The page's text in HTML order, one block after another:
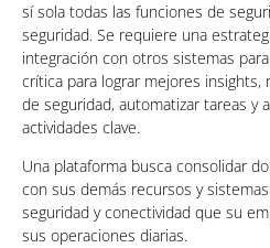
sí sola todas las funciones de
seguridad. Se requiere una
integración con otros sistemas
crítica para lograr mejores insights,
de seguridad, automatizar tareas y
actividades clave.
Una plataforma busca consolidar
con sus demás recursos y
seguridad y conectividad que su
sus operaciones diarias.